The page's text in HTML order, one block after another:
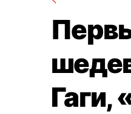
Гаги,